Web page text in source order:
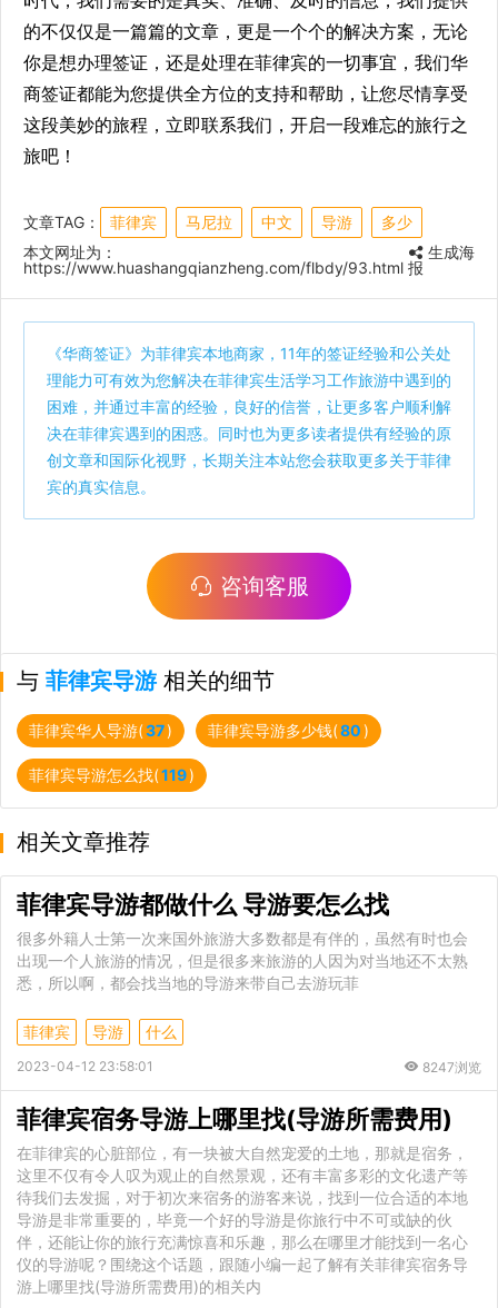
的不仅仅是一篇篇的文章，更是一个个的解决方案，无论
你是想办理签证，还是处理在菲律宾的一切事宜，我们华
商签证都能为您提供全方位的支持和帮助，让您尽情享受
这段美妙的旅程，立即联系我们，开启一段难忘的旅行之
旅吧！
文章TAG： 菲律宾 马尼拉 中文 导游
多少
本文网址为：
https://www.huashangqianzheng.com/flbdy/93.html
生成海
报
《华商签证》为菲律宾本地商家，11年的签证经验和公关处
理能力可有效为您解决在菲律宾生活学习工作旅游中遇到的
困难，并通过丰富的经验，良好的信誉，让更多客户顺利解
决在菲律宾遇到的困惑。同时也为更多读者提供有经验的原
创文章和国际化视野，长期关注本站您会获取更多关于菲律
宾的真实信息。
咨询客服
与 菲律宾导游 相关的细节
菲律宾华人导游(37) 菲律宾导游多少钱(80)
菲律宾导游怎么找(119)
相关文章推荐
菲律宾导游都做什么 导游要怎么找
很多外籍人士第一次来国外旅游大多数都是有伴的，虽然有时也会
出现一个人旅游的情况，但是很多来旅游的人因为对当地还不太熟
悉，所以啊，都会找当地的导游来带自己去游玩菲
菲律宾 导游 什么
2023-04-12 23:58:01 8247浏览
菲律宾宿务导游上哪里找(导游所需费用)
在菲律宾的心脏部位，有一块被大自然宠爱的土地，那就是宿务，
这里不仅有令人叹为观止的自然景观，还有丰富多彩的文化遗产等
待我们去发掘，对于初次来宿务的游客来说，找到一位合适的本地
导游是非常重要的，毕竟一个好的导游是你旅行中不可或缺的伙
伴，还能让你的旅行充满惊喜和乐趣，那么在哪里才能找到一名心
仪的导游呢？围绕这个话题，跟随小编一起了解有关菲律宾宿务导
游上哪里找(导游所需费用)的相关内